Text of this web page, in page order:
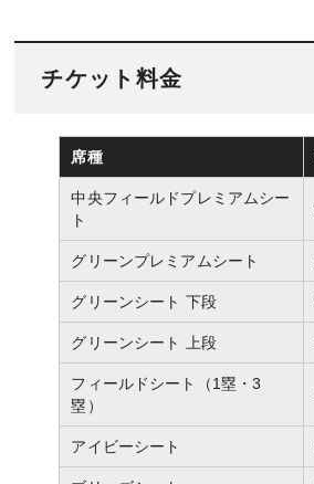
チケット料金
席種
中央フィールドプレミアムシー
ト
グリーンプレミアムシート
グリーンシート 下段
グリーンシート 上段
フィールドシート（1塁・3
塁）
アイビーシート